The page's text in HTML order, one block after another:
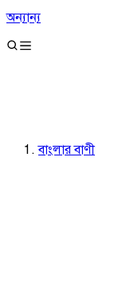
অন্যান্য
বাংলার বাণী